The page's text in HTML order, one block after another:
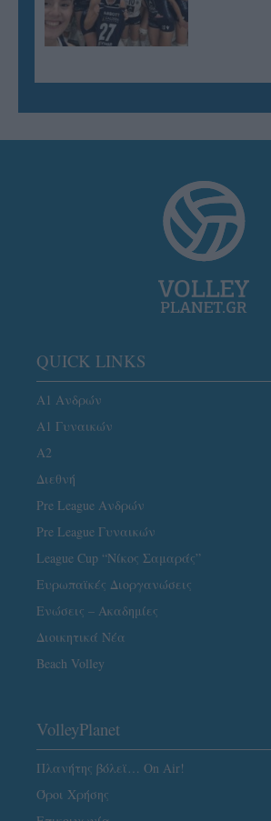
QUICK LINKS
Α1 Ανδρών
Α1 Γυναικών
A2
Διεθνή
Pre League Ανδρών
Pre League Γυναικών
League Cup “Νίκος Σαμαράς”
Ευρωπαϊκές Διοργανώσεις
Ενώσεις – Ακαδημίες
Διοικητικά Νέα
Beach Volley
VolleyPlanet
Πλανήτης βόλεϊ… On Air!
Όροι Χρήσης